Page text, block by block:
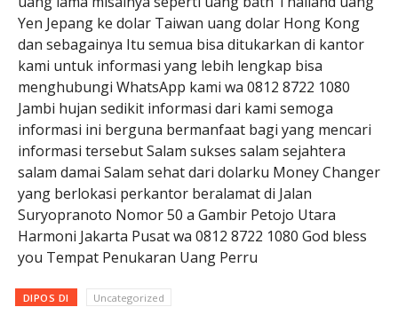
Yen Jepang ke dolar Taiwan uang dolar Hong Kong
dan sebagainya Itu semua bisa ditukarkan di kantor
kami untuk informasi yang lebih lengkap bisa
menghubungi WhatsApp kami wa 0812 8722 1080
Jambi hujan sedikit informasi dari kami semoga
informasi ini berguna bermanfaat bagi yang mencari
informasi tersebut Salam sukses salam sejahtera
salam damai Salam sehat dari dolarku Money Changer
yang berlokasi perkantor beralamat di Jalan
Suryopranoto Nomor 50 a Gambir Petojo Utara
Harmoni Jakarta Pusat wa 0812 8722 1080 God bless
you Tempat Penukaran Uang Perru
DIPOS DI Uncategorized